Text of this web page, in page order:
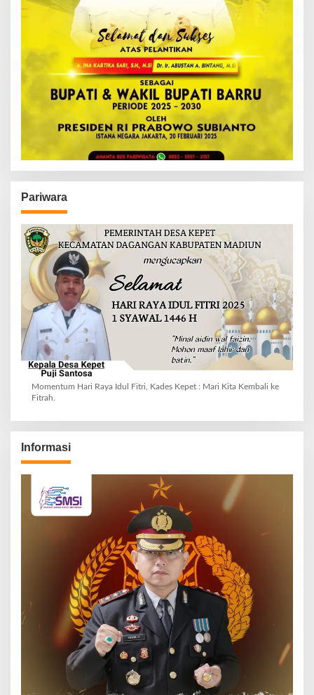
Pariwara
Momentum Hari Raya Idul Fitri, Kades Kepet : Mari Kita Kembali ke
Fitrah.
Informasi